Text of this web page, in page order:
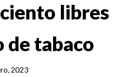
libres
de tabaco
2023